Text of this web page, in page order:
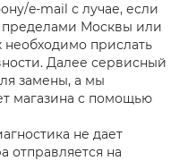
e-mail с лучае, если
пределами Москвы или
необходимо прислать
Далее сервисный
замены, а мы
магазина с помощью
не дает
отправляется на